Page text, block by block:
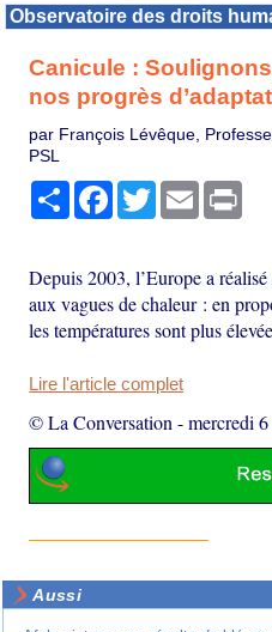
Observatoire des droits
Canicule :
nos progrès
par François Lévêque,
PSL
PartagerFacebook
TwitterEmail
Depuis 2003, l’Europe a
aux vagues de chaleur : en
les températures sont plus
Lire l'article complet
© La Conversation -mercredi
Aussi